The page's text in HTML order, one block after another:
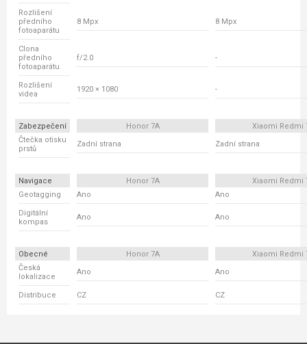
Rozlišení
předního
fotoaparátu
8 Mpx 8 Mpx
Clona
předního
fotoaparátu
f/2.0 -
Rozlišení
videa
1920 × 1080 -
Zabezpečení Honor 7A
Xiaomi Redmi
Čtečka otisku
prstů
Zadní strana Zadní strana
Navigace Honor 7A
Xiaomi Redmi
Geotagging
Ano Ano
Digitální
kompas
Ano Ano
Obecné Honor 7A
Xiaomi Redmi
Česká
lokalizace
Ano Ano
Distribuce CZ CZ